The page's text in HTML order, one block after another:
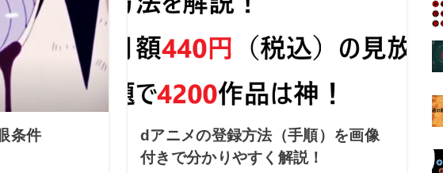
条件
dアニメの登録方法（手順）を画像
付きで分かりやすく解説！